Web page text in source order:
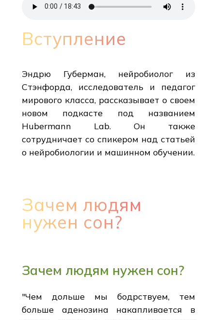
Вступление
Эндрю Губерман, нейробиолог из
Стэнфорда, исследователь и педагог
мирового класса, рассказывает о своем
новом подкасте под названием
Hubermann Lab. Он также
сотрудничает со спикером над статьей
о нейробиологии и машинном обучении.
Зачем людям
нужен сон?
Зачем людям нужен сон?
"Чем дольше мы бодрствуем, тем
больше аденозина накапливается в